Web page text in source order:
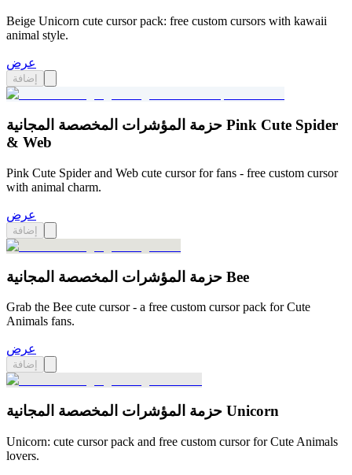
Beige Unicorn cute cursor pack: free custom cursors with kawaii
animal style.
عرض
إضافة
حزمة المؤشرات المخصصة المجانية Pink Cute Spider
& Web
Pink Cute Spider and Web cute cursor for fans - free custom cursor
with animal charm.
عرض
إضافة
حزمة المؤشرات المخصصة المجانية Bee
Grab the Bee cute cursor - a free custom cursor pack for Cute
Animals fans.
عرض
إضافة
حزمة المؤشرات المخصصة المجانية Unicorn
Unicorn: cute cursor pack and free custom cursor for Cute Animals
lovers.